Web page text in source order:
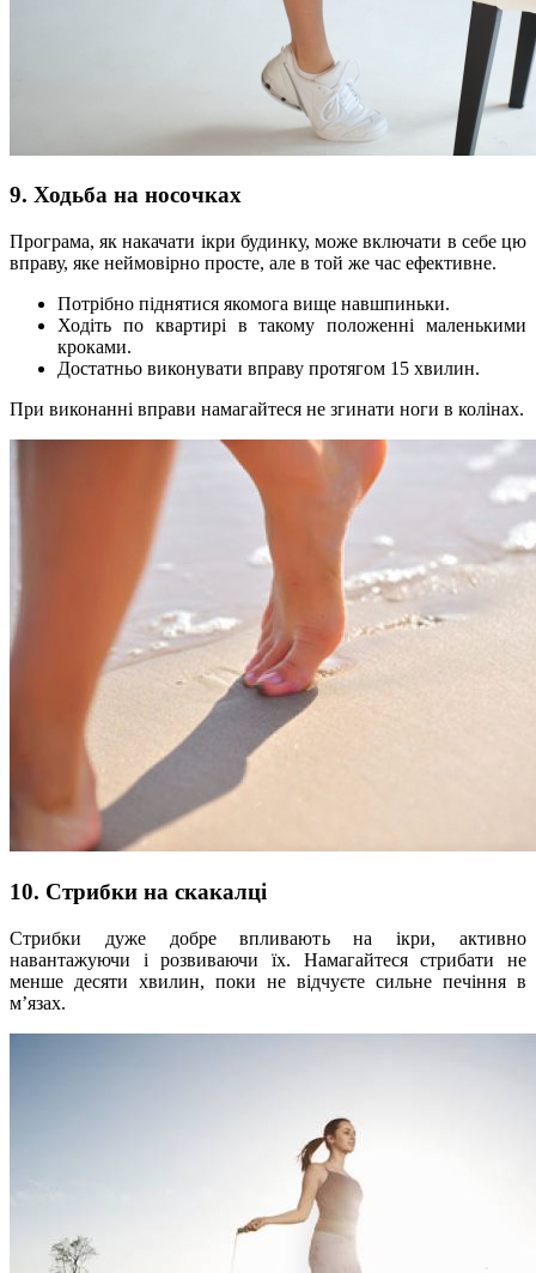
9. Ходьба на носочках
Програма, як накачати ікри будинку, може включати в себе цю
вправу, яке неймовірно просте, але в той же час ефективне.
Потрібно піднятися якомога вище навшпиньки.
Ходіть по квартирі в такому положенні маленькими
кроками.
Достатньо виконувати вправу протягом 15 хвилин.
При виконанні вправи намагайтеся не згинати ноги в колінах.
10. Стрибки на скакалці
Стрибки дуже добре впливають на ікри, активно
навантажуючи і розвиваючи їх. Намагайтеся стрибати не
менше десяти хвилин, поки не відчуєте сильне печіння в
м’язах.